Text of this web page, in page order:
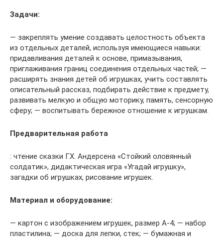
Задачи:
— закреплять умение создавать целостность объекта
из отдельных деталей, используя имеющиеся навыки:
придавливания деталей к основе, примазывания,
приглаживания границ соединения отдельных частей; —
расширять знания детей об игрушках, учить составлять
описательный рассказ, подбирать действие к предмету,
развивать мелкую и общую моторику, память, сенсорную
сферу; — воспитывать бережное отношение к игрушкам.
Предварительная работа
: чтение сказки Г.Х. Андерсена «Стойкий оловянный
солдатик», дидактическая игра «Угадай игрушку»,
загадки об игрушках, рисование игрушек.
Материал и оборудование:
— картон с изображением игрушек, размер А-4; — набор
пластилина; — доска для лепки, стек; — бумажная и